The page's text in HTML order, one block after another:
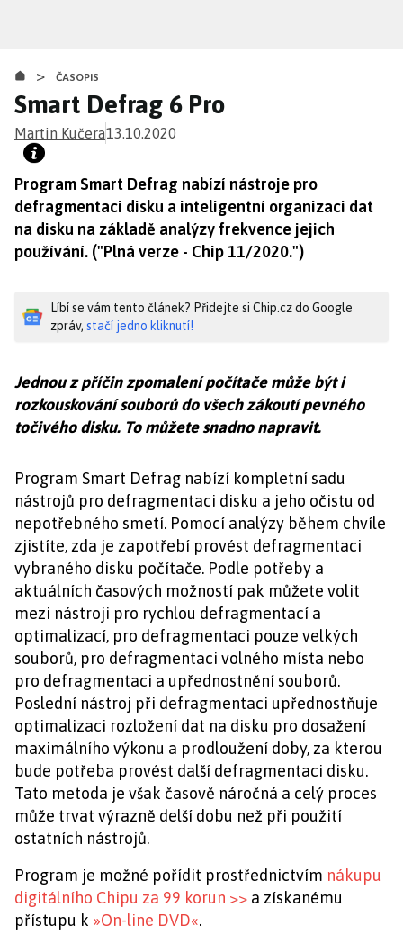
obsahu
> ČASOPIS
Smart Defrag 6 Pro
Martin Kučera13.10.2020
Program Smart Defrag nabízí nástroje pro
defragmentaci disku a inteligentní organizaci dat
na disku na základě analýzy frekvence jejich
používání. ("Plná verze - Chip 11/2020.")
Líbí se vám tento článek? Přidejte si Chip.cz do Google
zpráv, stačí jedno kliknutí!
Jednou z příčin zpomalení počítače může být i
rozkouskování souborů do všech zákoutí pevného
točivého disku. To můžete snadno napravit.
Program Smart Defrag nabízí kompletní sadu
nástrojů pro defragmentaci disku a jeho očistu od
nepotřebného smetí. Pomocí analýzy během chvíle
zjistíte, zda je zapotřebí provést defragmentaci
vybraného disku počítače. Podle potřeby a
aktuálních časových možností pak můžete volit
mezi nástroji pro rychlou defragmentací a
optimalizací, pro defragmentaci pouze velkých
souborů, pro defragmentaci volného místa nebo
pro defragmentaci a upřednostnění souborů.
Poslední nástroj při defragmentaci upřednostňuje
optimalizaci rozložení dat na disku pro dosažení
maximálního výkonu a prodloužení doby, za kterou
bude potřeba provést další defragmentaci disku.
Tato metoda je však časově náročná a celý proces
může trvat výrazně delší dobu než při použití
ostatních nástrojů.
Program je možné pořídit prostřednictvím nákupu
digitálního Chipu za 99 korun >> a získanému
přístupu k »On-line DVD«.